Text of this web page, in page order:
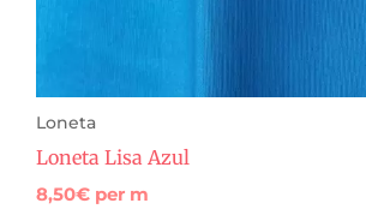
Loneta
Loneta Lisa Azul
8,50€ per m